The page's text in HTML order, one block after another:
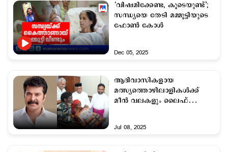
‘വിഷമിക്കേണ്ട, കൂടെയുണ്ട്’;
സന്ധ്യയെ തേടി മമ്മൂട്ടിയുടെ
ഫോൺ കോൾ
Dec 05, 2025
ആദിവാസികളായ
മത്സ്യത്തൊഴിലാളികള്‍ക്ക്
മീന്‍ വലകളും ലൈഫ്
Jul 08, 2025